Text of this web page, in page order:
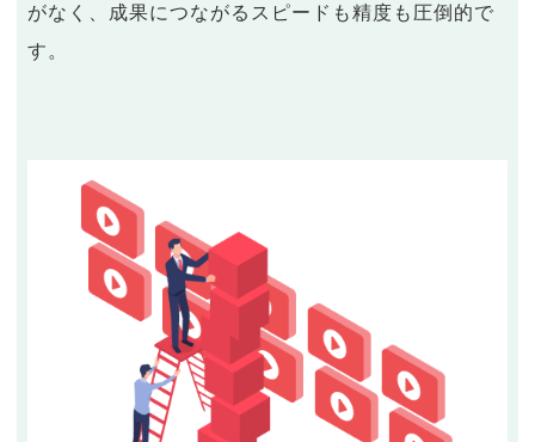
がなく、成果につながるスピードも精度も圧倒的で
す。